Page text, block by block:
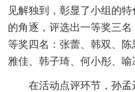
见解独到，彰显了小组的
的角逐，评选出一等奖三
等奖四名：张蕾、韩双、
雅佳、韩子琦、何小彤、喻
在活动点评环节，孙孟